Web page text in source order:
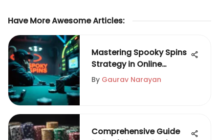
Have More Awesome Articles:
Mastering Spooky Spins
Strategy in Online
Betting
By Gaurav Narayan
Comprehensive Guide